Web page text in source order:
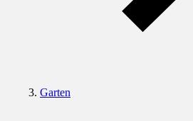
Garten